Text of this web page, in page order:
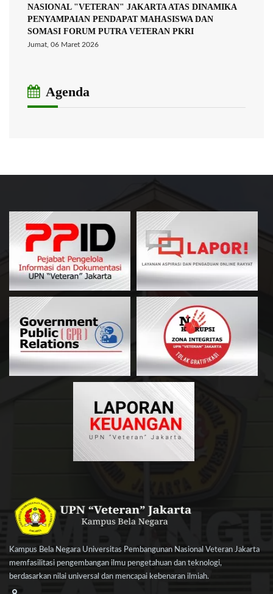
NASIONAL "VETERAN" JAKARTA ATAS DINAMIKA
PENYAMPAIAN PENDAPAT MAHASISWA DAN
SOMASI FORUM PUTRA VETERAN PKRI
Jumat, 06 Maret 2026
Agenda
Kampus Bela Negara Universitas Pembangunan Nasional Veteran Jakarta
memfasilitasi pengembangan ilmu pengetahuan dan teknologi,
berdasarkan nilai universal dan mencapai kebenaran ilmiah.